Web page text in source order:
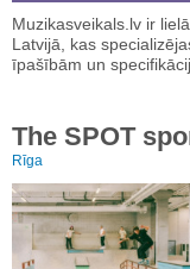
Muzikasveikals.lv ir
Latvijā, kas
īpašībām un
The SPOT
Rīga